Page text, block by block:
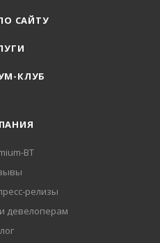
САЙТУ
КЛУБ
BT
релизы
девелоперам